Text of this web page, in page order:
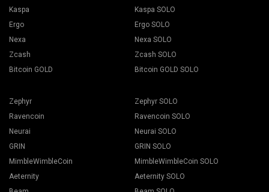
Kaspa
Ergo
Nexa
Zcash
Bitcoin GOLD
Kaspa SOLO
Ergo SOLO
Nexa SOLO
Zcash SOLO
Bitcoin GOLD SOLO
Zephyr
Ravencoin
Neurai
GRIN
MimbleWimbleCoin
Aeternity
Zephyr SOLO
Ravencoin SOLO
Neurai SOLO
GRIN SOLO
MimbleWimbleCoin SOLO
Aeternity SOLO